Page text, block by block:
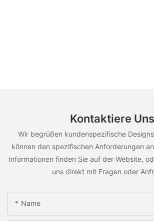
Kontaktiere Uns
Wir begrüßen kundenspezifische
können den spezifischen Anforderungen
Informationen finden Sie auf der Website,
uns direkt mit Fragen oder
Name